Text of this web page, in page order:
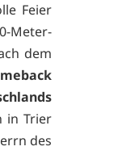
Feier
Meter-
dem
in Trier
des